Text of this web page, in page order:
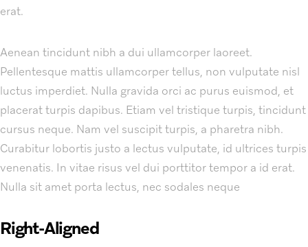
erat.
Aenean tincidunt nibh a dui ullamcorper laoreet.
Pellentesque mattis ullamcorper tellus, non vulputate nisl
luctus imperdiet. Nulla gravida orci ac purus euismod, et
placerat turpis dapibus. Etiam vel tristique turpis, tincidunt
cursus neque. Nam vel suscipit turpis, a pharetra nibh.
Curabitur lobortis justo a lectus vulputate, id ultrices turpis
venenatis. In vitae risus vel dui porttitor tempor a id erat.
Nulla sit amet porta lectus, nec sodales neque
Right-Aligned